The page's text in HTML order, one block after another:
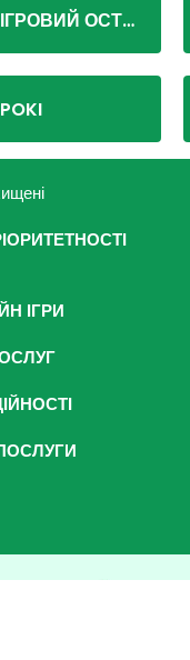
ІГРОВИЙ ОСТРІВ
POKI
ІГРИ